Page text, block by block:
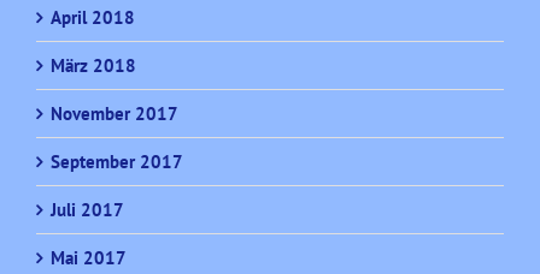
April 2018
März 2018
November 2017
September 2017
Juli 2017
Mai 2017